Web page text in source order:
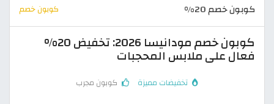
كوبون خصم 20% كوبون خصم
كوبون خصم مودانيسا 2026: تخفيض 20%
فعال على ملابس المحجبات
تخفيضات مميزة كوبون مجرب